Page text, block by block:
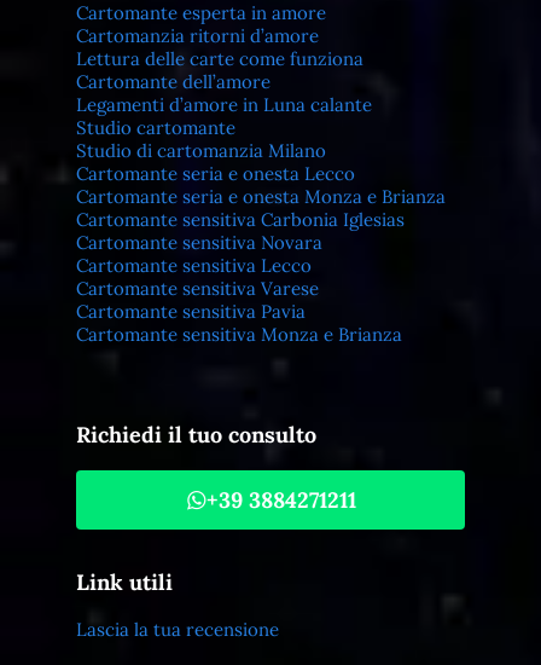
Cartomante esperta in amore
Cartomanzia ritorni d’amore
Lettura delle carte come funziona
Cartomante dell’amore
Legamenti d’amore in Luna calante
Studio cartomante
Studio di cartomanzia Milano
Cartomante seria e onesta Lecco
Cartomante seria e onesta Monza e Brianza
Cartomante sensitiva Carbonia Iglesias
Cartomante sensitiva Novara
Cartomante sensitiva Lecco
Cartomante sensitiva Varese
Cartomante sensitiva Pavia
Cartomante sensitiva Monza e Brianza
Richiedi il tuo consulto
+39 3884271211
Link utili
Lascia la tua recensione